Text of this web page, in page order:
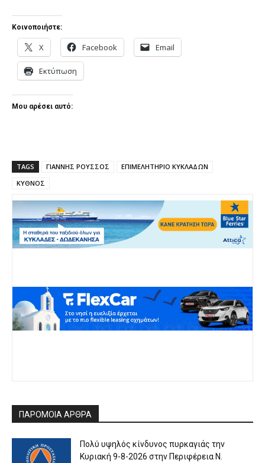
Κοινοποιήστε:
X Facebook Email
Εκτύπωση
Μου αρέσει αυτό:
TAGS ΓΙΑΝΝΗΣ ΡΟΥΣΣΟΣ
ΕΠΙΜΕΛΗΤΗΡΙΟ ΚΥΚΛΑΔΩΝ
ΚΥΘΝΟΣ
ΠΑΡΟΜΟΙΑ ΑΡΘΡΑ
Πολύ υψηλός κίνδυνος πυρκαγιάς την
Κυριακή 9-8-2026 στην Περιφέρεια Ν.